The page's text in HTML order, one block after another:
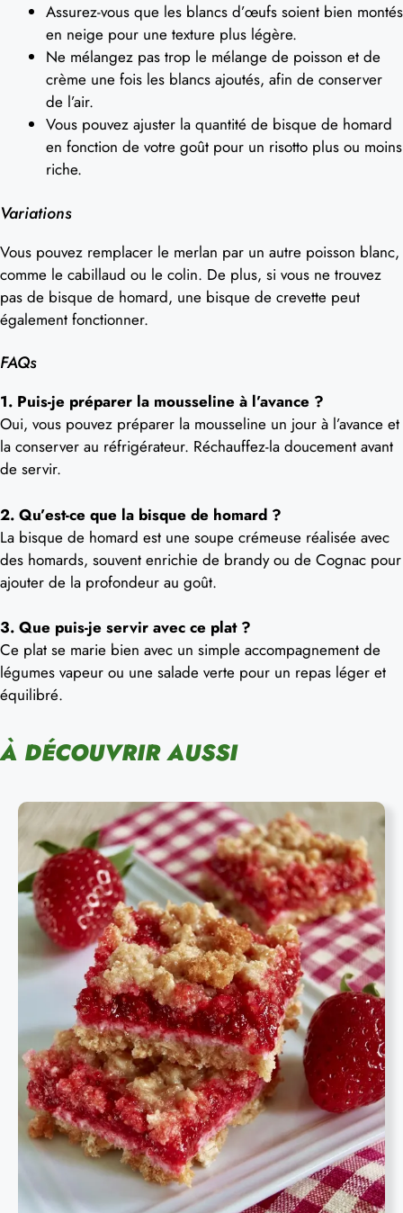
Assurez-vous que les blancs d’œufs soient bien montés
en neige pour une texture plus légère.
Ne mélangez pas trop le mélange de poisson et de
crème une fois les blancs ajoutés, afin de conserver
de l’air.
Vous pouvez ajuster la quantité de bisque de homard
en fonction de votre goût pour un risotto plus ou moins
riche.
Variations
Vous pouvez remplacer le merlan par un autre poisson blanc,
comme le cabillaud ou le colin. De plus, si vous ne trouvez
pas de bisque de homard, une bisque de crevette peut
également fonctionner.
FAQs
1. Puis-je préparer la mousseline à l’avance ?
Oui, vous pouvez préparer la mousseline un jour à l’avance et
la conserver au réfrigérateur. Réchauffez-la doucement avant
de servir.
2. Qu’est-ce que la bisque de homard ?
La bisque de homard est une soupe crémeuse réalisée avec
des homards, souvent enrichie de brandy ou de Cognac pour
ajouter de la profondeur au goût.
3. Que puis-je servir avec ce plat ?
Ce plat se marie bien avec un simple accompagnement de
légumes vapeur ou une salade verte pour un repas léger et
équilibré.
À DÉCOUVRIR AUSSI